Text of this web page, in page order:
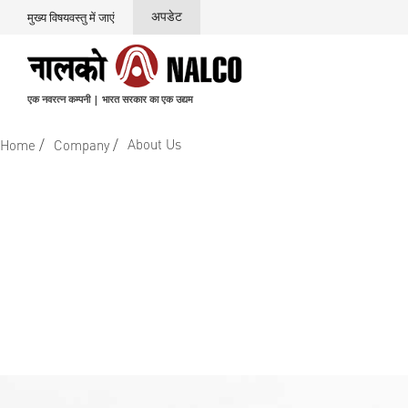
मुख्य विषयवस्तु में जाएं अपडेट
एक नवरत्न कम्पनी | भारत सरकार का एक उद्यम
Home / Company / About Us